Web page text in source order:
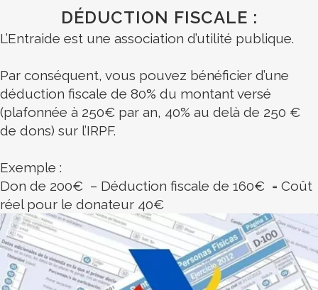
DÉDUCTION FISCALE :
L’Entraide est une association d’utilité publique.
Par conséquent, vous pouvez bénéficier d’une
déduction fiscale de 80% du montant versé
(plafonnée à 250€ par an, 40% au delà de 250 €
de dons) sur l’IRPF.
Exemple :
Don de 200€ – Déduction fiscale de 160€ = Coût
réel pour le donateur 40€